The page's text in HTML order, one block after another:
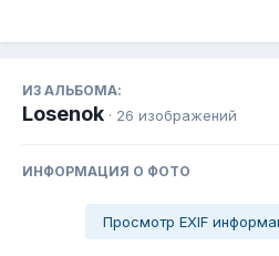
ИЗ АЛЬБОМА:
Losenok · 26 изображений
ИНФОРМАЦИЯ О ФОТО
Просмотр EXIF